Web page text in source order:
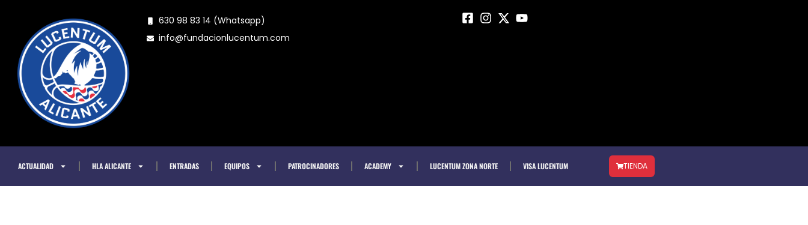
contenido
630 98 83 14 (Whatsapp)
info@fundacionlucentum.com
ACTUALIDAD HLA ALICANTE ENTRADAS EQUIPOS PATROCINADORES ACADEMY LUCENTUM ZONA NORTE VISA LUCENTUM TIENDA